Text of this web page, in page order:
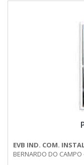
EVB IND. COM.
BERNARDO DO CAMPO